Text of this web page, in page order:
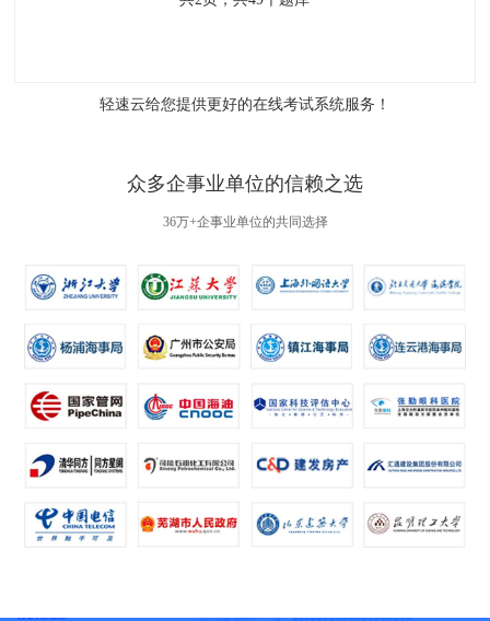
轻速云给您提供更好的在线考试系统服务！
众多企事业单位的信赖之选
36万+企事业单位的共同选择